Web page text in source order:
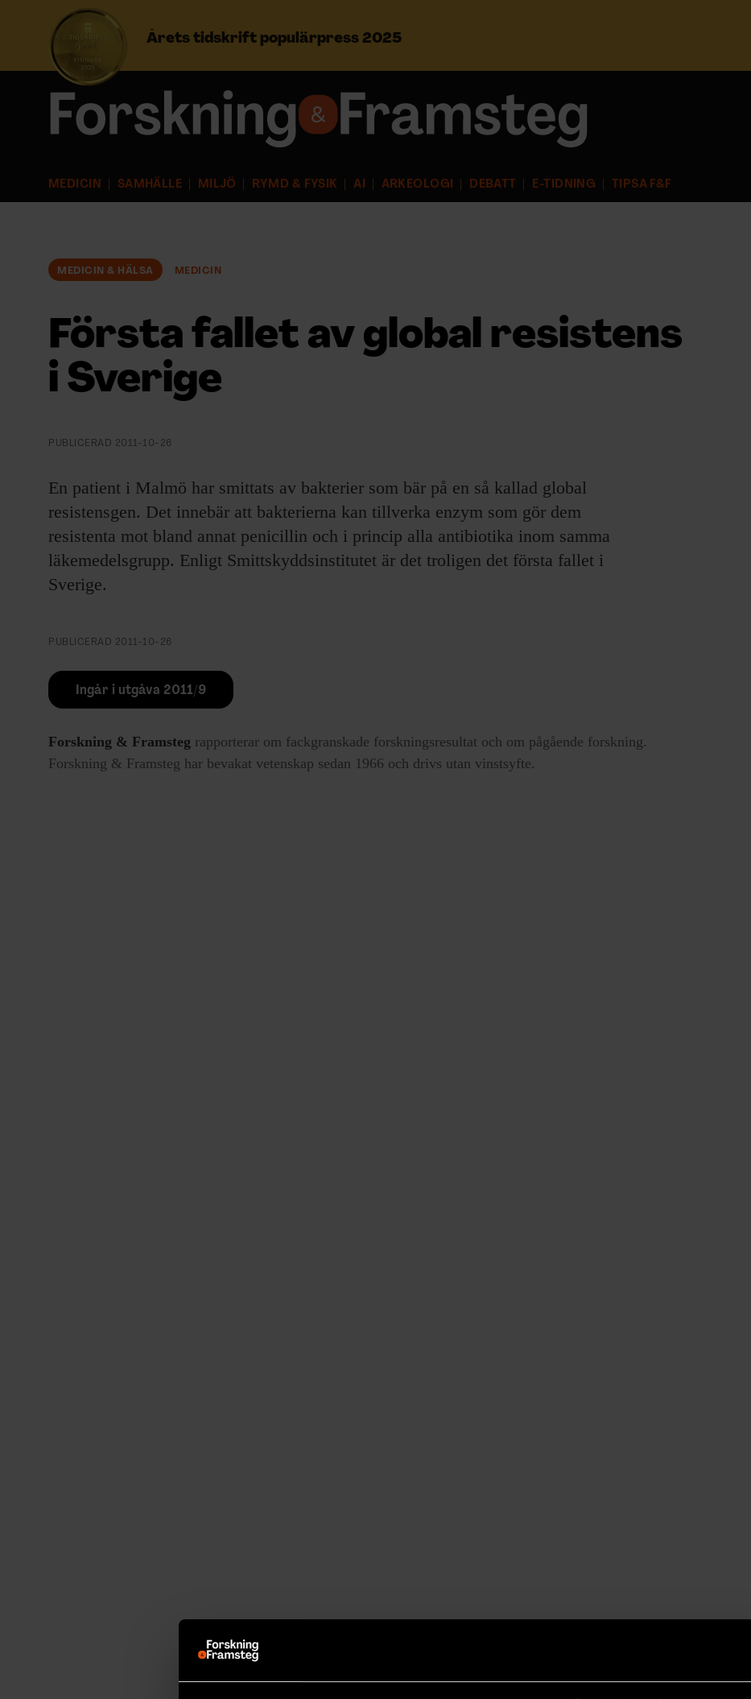
Årets tidskrift populärpress 2025
MEDICIN SAMHÄLLE MILJÖ RYMD & FYSIK AI ARKEOLOGI DEBATT E-TIDNING TIPSA F&F
r
Prenumerera
NYHETSBREV
ARKIV & E-TIDNING
LYSSNA/PODD
EVENEMANG & RESOR
SKRIV I F&F
PRENUMERERA PÅ F&F
ANNONSERA I F&F
OM F&F
MEDICIN & HÄLSA MEDICIN
Första fallet av global resistens
i Sverige
PUBLICERAD 2011-10-26
En patient i Malmö har smittats av bakterier som bär på en så kallad global
resistensgen. Det innebär att bakterierna kan tillverka enzym som gör dem
resistenta mot bland annat penicillin och i princip alla antibiotika inom samma
läkemedelsgrupp. Enligt Smittskyddsinstitutet är det troligen det första fallet i
Sverige.
PUBLICERAD 2011-10-26
Ingår i utgåva 2011/9
Forskning & Framsteg rapporterar om fackgranskade forskningsresultat och om pågående forskning.
Forskning & Framsteg har bevakat vetenskap sedan 1966 och drivs utan vinstsyfte.